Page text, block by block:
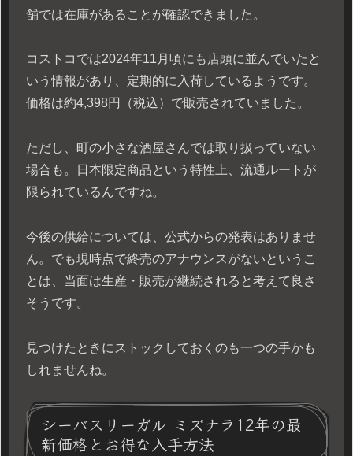
舗では在庫があることが確認できました。
コストコでは2024年11月頃にも店頭に並んでいたと
いう情報があり、定期的に入荷しているようです。
価格は約4,398円（税込）で販売されていました。
ただし、町の小さな酒屋さんでは取り扱っていない
場合も。日本限定商品という特性上、流通ルートが
限られているんですね。
今後の供給については、公式からの発表はありませ
ん。でも現時点で終売のアナウンスがないというこ
とは、当面は生産・販売が継続されると考えて良さ
そうです。
見つけたときにストックしておくのも一つの手かも
しれませんね。
シーバスリーガル ミズナラ12年の最
新価格とお得な入手方法